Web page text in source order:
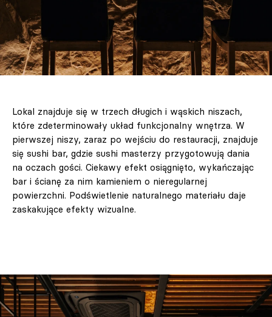
Lokal znajduje się w trzech długich i wąskich niszach,
które zdeterminowały układ funkcjonalny wnętrza. W
pierwszej niszy, zaraz po wejściu do restauracji, znajduje
się sushi bar, gdzie sushi masterzy przygotowują dania
na oczach gości. Ciekawy efekt osiągnięto, wykańczając
bar i ścianę za nim kamieniem o nieregularnej
powierzchni. Podświetlenie naturalnego materiału daje
zaskakujące efekty wizualne.